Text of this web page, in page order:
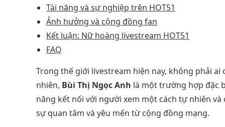
Tài năng và sự nghiệp trên HOT51
Ảnh hưởng và cộng đồng fan
Kết luận: Nữ hoàng livestream HOT51
FAQ
Trong thế giới livestream hiện nay, không phải
nhiên, Bùi Thị Ngọc Anh là một trường hợp đặc
năng kết nối với người xem một cách tự nhiên
sự quan tâm và yêu mến từ cộng đồng mạng.